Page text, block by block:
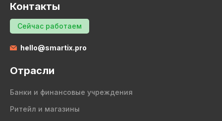
Контакты
Сейчас работаем
hello@smartix.pro
Отрасли
Банки и финансовые учреждения
Ритейл и магазины